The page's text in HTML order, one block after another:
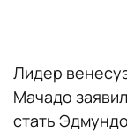
Лидер
Мачадо
стать